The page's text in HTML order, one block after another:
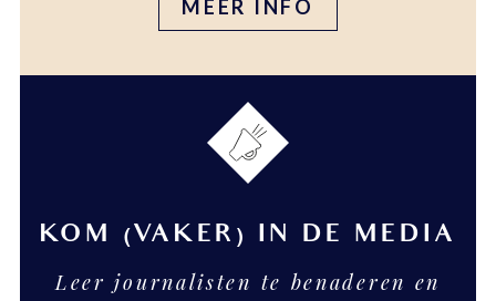
MEER INFO
KOM (VAKER) IN DE MEDIA
Leer journalisten te benaderen en